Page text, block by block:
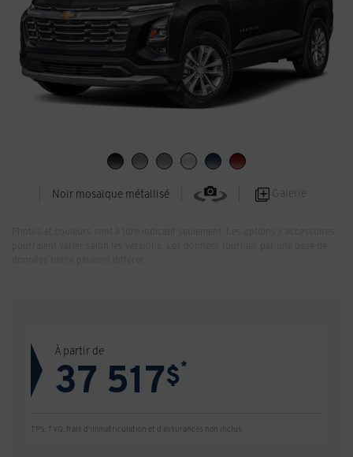
Noir mosaïque métallisé Galerie
À partir de
37 517$*
TPS, TVQ, frais d'immatriculation et d'assurances non inclus.